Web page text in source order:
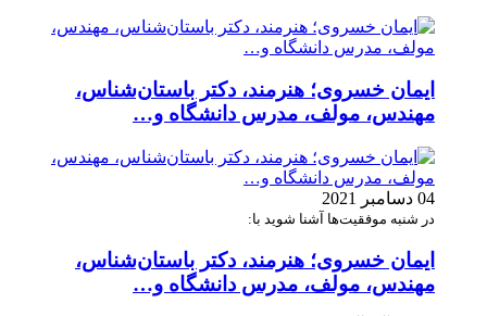
ایمان خسروی؛ هنرمند، دکتر باستان‌شناس،
مهندس، مولف، مدرس دانشگاه و…
04 دسامبر 2021
در شنبه موفقیت‌ها آشنا شوید با:
ایمان خسروی؛ هنرمند، دکتر باستان‌شناس،
مهندس، مولف، مدرس دانشگاه و…